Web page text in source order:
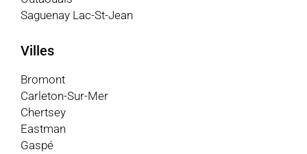
Saguenay Lac-St-Jean
Villes
Bromont
Carleton-Sur-Mer
Chertsey
Eastman
Gaspé